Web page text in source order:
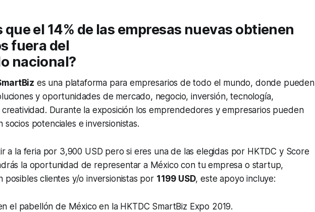
que el 14% de las empresas nuevas obtienen
fuera del
nacional?
es una plataforma para empresarios de todo el mundo, donde pueden
y oportunidades de mercado, negocio, inversión, tecnología,
creatividad. Durante la exposición los emprendedores y empresarios pueden
socios potenciales e inversionistas.
a la feria por 3,900 USD pero si eres una de las elegidas por HKTDC y Score
la oportunidad de representar a México con tu empresa o startup,
posibles clientes y/o inversionistas por 1199 USD, este apoyo incluye:
pabellón de México en la HKTDC SmartBiz Expo 2019.